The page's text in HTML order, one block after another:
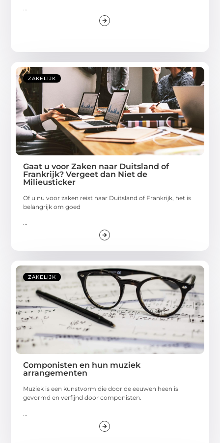
ZAKELIJK
Gaat u voor Zaken naar Duitsland of
Frankrijk? Vergeet dan Niet de
Milieusticker
Of u nu voor zaken reist naar Duitsland of Frankrijk, het is
belangrijk om goed
...
ZAKELIJK
Componisten en hun muziek
arrangementen
Muziek is een kunstvorm die door de eeuwen heen is
gevormd en verfijnd door componisten.